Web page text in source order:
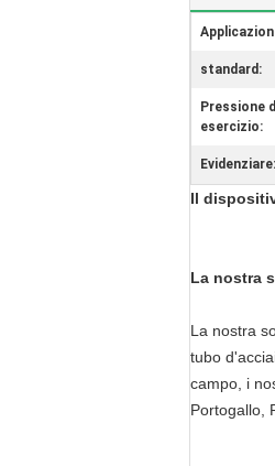
standard:
Pressione
esercizio:
Evidenziare:
Il
La nostra
La nostra
tubo
campo, i
Portogallo,